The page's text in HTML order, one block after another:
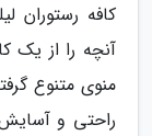
کافه رستوران
آنچه را از یک
منوی متنوع
راحتی و